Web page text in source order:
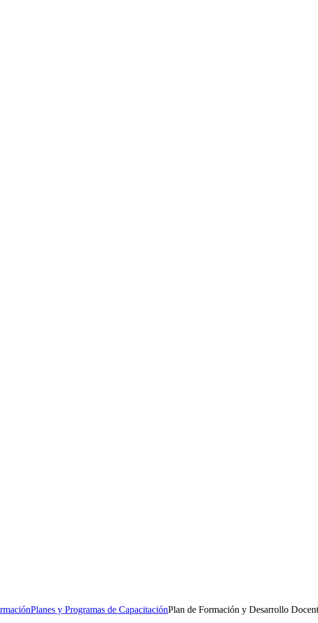
Planes y Programas de CapacitaciónPlan de Formación y Desarrollo